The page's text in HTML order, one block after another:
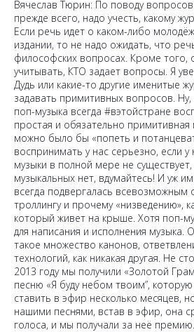
Вячеслав Тюрин: По поводу
прежде всего, надо учесть, какому
Если речь идет о каком-либо
издании, то не надо ожидать, что
философских вопросах. Кроме того,
учитывать, КТО задает вопросы. Я
Дудь или какие-то другие именитые
задавать примитивных вопросов.
поп-музыка всегда #вэтойстране
простая и обязательно примитивная
можно было бы «попеть и
воспринимать у нас серьезно, если у
музыки в полной мере не
музыкальных нет, вдумайтесь! И уж
всегда подвергалась всевозможным
троллингу и прочему «низведению»,
который живет на крыше. Хотя поп-
для написания и исполнения музыка.
такое множество канонов,
технологий, как никакая другая. Не
2013 году мы получили «Золотой
песню «Я буду небом твоим”,
ставить в эфир несколько месяцев,
нашими песнями, встав в эфир, она
голоса, и мы получали за неё